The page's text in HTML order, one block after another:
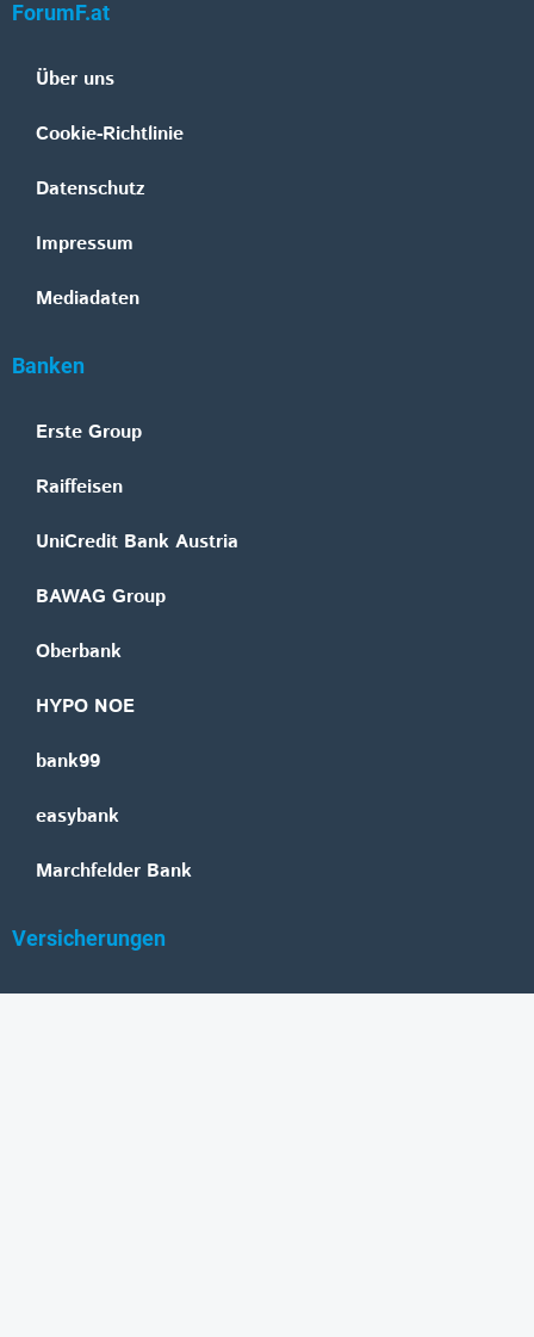
ForumF.at
Über uns
Cookie-Richtlinie
Datenschutz
Impressum
Mediadaten
Banken
Erste Group
Raiffeisen
UniCredit Bank Austria
BAWAG Group
Oberbank
HYPO NOE
bank99
easybank
Marchfelder Bank
Versicherungen